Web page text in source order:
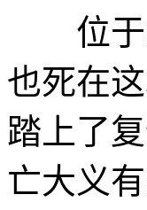
位于郯
也死在
踏上了
亡大义